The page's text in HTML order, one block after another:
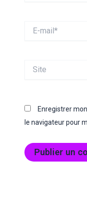
mail*
Enregistrer
le navigateur pour